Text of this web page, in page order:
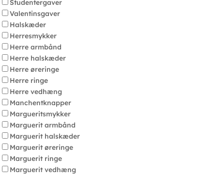
Studentergaver
Valentinsgaver
Halskæder
Herresmykker
Herre armbånd
Herre halskæder
Herre øreringe
Herre ringe
Herre vedhæng
Manchentknapper
Margueritsmykker
Marguerit armbånd
Marguerit halskæder
Marguerit øreringe
Marguerit ringe
Marguerit vedhæng